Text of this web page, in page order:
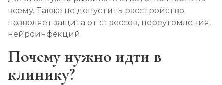
всему. Также не допустить расстройство
позволяет защита от стрессов, переутомления,
нейроинфекций.
Почему нужно идти в
клинику?